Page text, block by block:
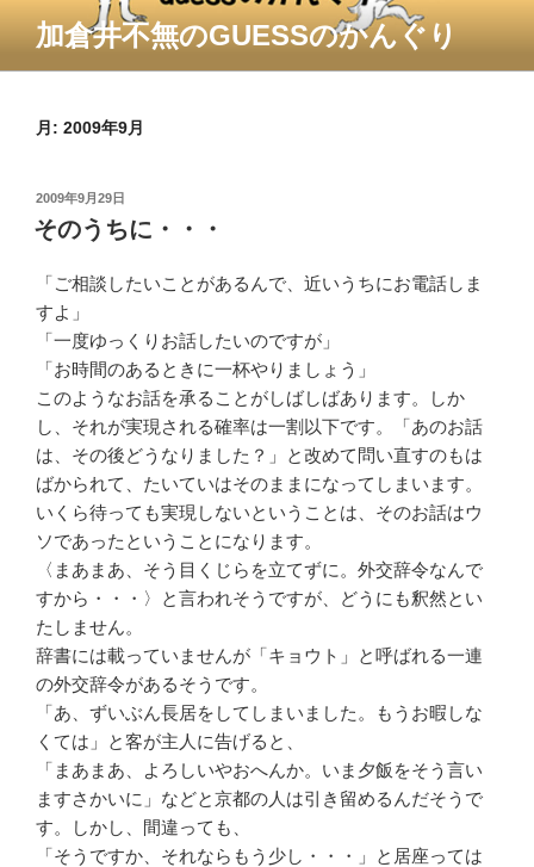
テ
加倉井不無のGUESSのかんぐり
月: 2009年9月
投
稿
日:
2009年9月29日
そのうちに・・・
「ご相談したいことがあるんで、 近いうちにお電話しま
すよ」
「一度ゆっくりお話したいのですが」
「お時間のあるときに一杯やりま しょう」
このようなお話を承ることがしばしばあります。しか
し、それが実現される確率は一割以下です。「あのお話
は、その後どうなりました？」と改めて問い直すのもは
ばかられて、たいていはそのままになってしまいます。
いくら待っても実現しないという ことは、そのお話はウ
ソであった ということになります。
〈まあまあ、そう目くじらを立てずに。外交辞令なんで
すから・・
・〉と言われそうですが、どうに も釈然とい
たしません。
辞書には載っていませんが「キョ ウト」と呼ばれる一連
の外交辞令があるそうです。
「あ、ずいぶん長居をしてしまい ました。もうお暇しな
くては」と客が主人に告げると、
「まあまあ、よろしいやおへんか。いま夕飯をそう言い
ますさかいに」などと京都の人は引き留める んだそうで
す。しかし、間違って も、
「そうですか、それならもう少し ・・・」と居座っては